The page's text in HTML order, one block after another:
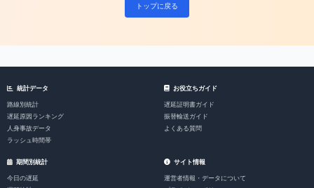
トップに戻る
統計データ
路線別統計
遅延原因ランキング
人身事故データ
ラッシュ時間帯
お役立ちガイド
遅延証明書ガイド
振替輸送ガイド
よくある質問
期間別統計
今日の遅延
サイト情報
運営者情報・データについて